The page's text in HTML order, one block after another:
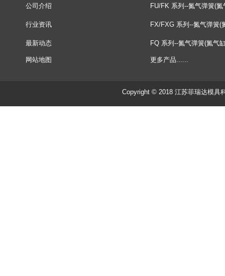
公司介绍 FU/FK 系列--氮气弹簧(氮
行业资讯 FX/FXG 系列--氮气弹簧(
最新动态 FQ 系列--氮气弹簧(氮气
网站地图 更多产品......
Copyright © 2018 江苏菲瑞达模具